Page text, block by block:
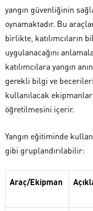
yangın güvenliğinin
oynamaktadır. Bu
birlikte, katılımcıların
uygulanacağını
katılımcılara yangın
gerekli bilgi ve becerileri
kullanılacak
öğretilmesini içerir.
Yangın eğitiminde
gibi gruplandırılabilir:
Araç/Ekipman